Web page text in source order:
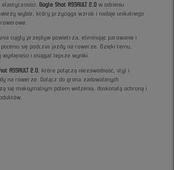
elastyczności. Gogle Shot ASSAULT 2.0 w odcieniu
wybór, który przyciąga wzrok i nadaje unikalnego
ciągły przepływ powietrza, eliminując parowanie i
się podczas jazdy na rowerze. Dzięki temu,
i osiągać lepsze wyniki.
ASSAULT 2.0
, które połączą niezawodność, styl i
na rowerze. Dołącz do grona zadowolonych
się maksymalnym polem widzenia, doskonałą ochroną i